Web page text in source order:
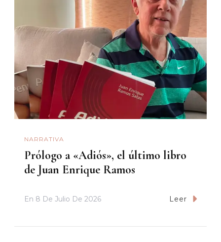
NARRATIVA
Prólogo a «Adiós», el último libro
de Juan Enrique Ramos
En 8 De Julio De 2026 Leer